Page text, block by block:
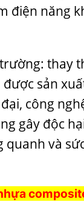
điện năng
thay
sản
công
gây độc
và